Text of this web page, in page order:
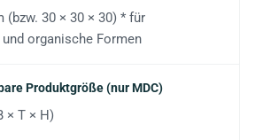
(bzw. 30 × 30 × 30) * für
organische Formen
Produktgröße (nur MDC)
× T × H)